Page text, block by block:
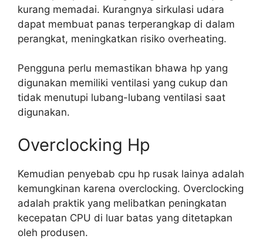
kurang memadai. Kurangnya sirkulasi udara
dapat membuat panas terperangkap di dalam
perangkat, meningkatkan risiko overheating.
Pengguna perlu memastikan bhawa hp yang
digunakan memiliki ventilasi yang cukup dan
tidak menutupi lubang-lubang ventilasi saat
digunakan.
Overclocking Hp
Kemudian penyebab cpu hp rusak lainya adalah
kemungkinan karena overclocking. Overclocking
adalah praktik yang melibatkan peningkatan
kecepatan CPU di luar batas yang ditetapkan
oleh produsen.